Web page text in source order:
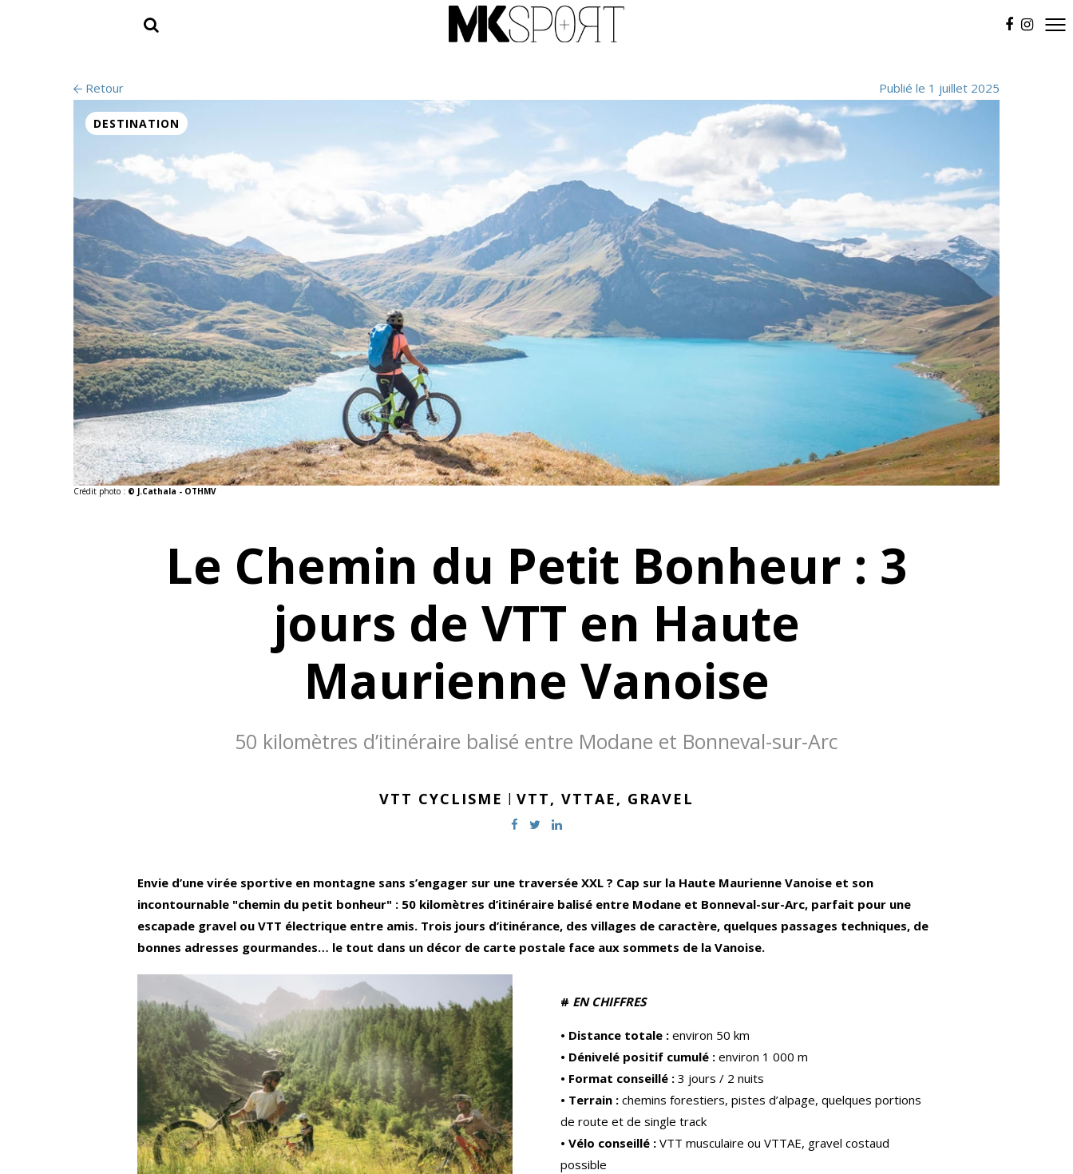
Retour Publié le 1 juillet 2025
Crédit photo : © J.Cathala - OTHMV
DESTINATION
Le Chemin du Petit Bonheur : 3
jours de VTT en Haute
Maurienne Vanoise
50 kilomètres d’itinéraire balisé entre Modane et Bonneval-sur-Arc
VTT CYCLISME | VTT, VTTAE, GRAVEL
Envie d’une virée sportive en montagne sans s’engager sur une traversée XXL ? Cap sur la Haute Maurienne Vanoise et son
incontournable "chemin du petit bonheur" : 50 kilomètres d’itinéraire balisé entre Modane et Bonneval-sur-Arc, parfait pour une
escapade gravel ou VTT électrique entre amis. Trois jours d’itinérance, des villages de caractère, quelques passages techniques, de
bonnes adresses gourmandes… le tout dans un décor de carte postale face aux sommets de la Vanoise.
# EN CHIFFRES
• Distance totale : environ 50 km
• Dénivelé positif cumulé : environ 1 000 m
• Format conseillé : 3 jours / 2 nuits
• Terrain : chemins forestiers, pistes d’alpage, quelques portions
de route et de single track
• Vélo conseillé : VTT musculaire ou VTTAE, gravel costaud
possible